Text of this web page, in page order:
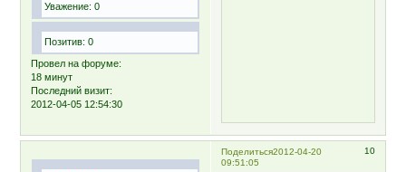
Уважение: 0
Позитив: 0
Провел на форуме:
18 минут
Последний визит:
2012-04-05 12:54:30
Поделиться 10
2012-04-20
09:51:05